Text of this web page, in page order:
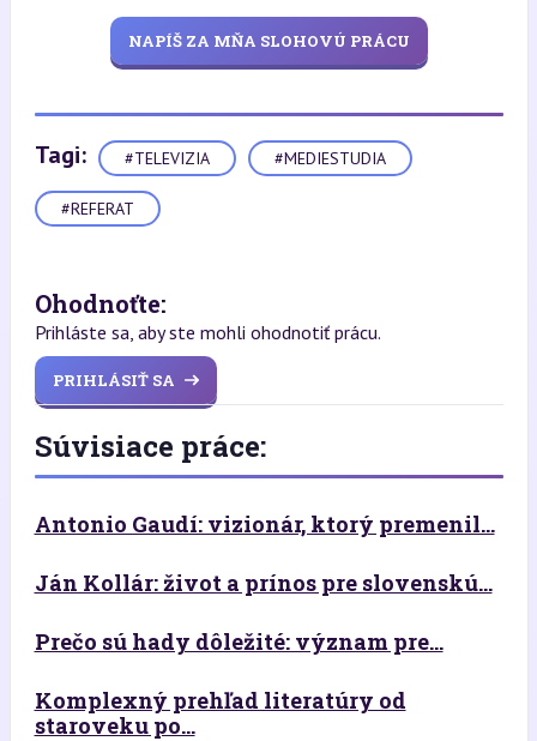
NAPÍŠ ZA MŇA SLOHOVÚ PRÁCU
Tagi: #TELEVIZIA #MEDIESTUDIA
#REFERAT
Ohodnoťte:
Prihláste sa, aby ste mohli ohodnotiť prácu.
PRIHLÁSIŤ SA
Súvisiace práce:
Antonio Gaudí: vizionár, ktorý premenil...
Ján Kollár: život a prínos pre slovenskú...
Prečo sú hady dôležité: význam pre...
Komplexný prehľad literatúry od
staroveku po...